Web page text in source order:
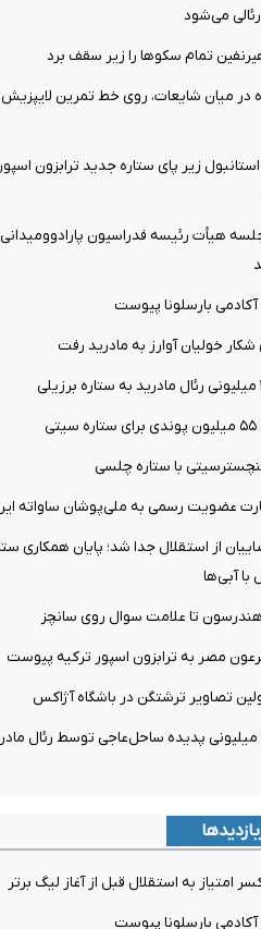
می‌شود
تمام سکوها را زیر سقف برد
در میان شایعات، روی خط تمرین لایپزیش
زیر پای ستاره جدید ترابزون اسپور
هیأت رئیسه فدراسیون پارادوومیدانی
آکادمی بارسلونا پیوست
شکار خولیان آوارز به مادرید رفت
با ستاره چلسی
عضویت رسمی به ملی‌پوشان ساواته
از استقلال جدا شد؛ پایان همکاری
آبی‌ها
هندرسون تا علامت سوال روی سانچز
مصر به ترابزون اسپور ترکیه پیوست
تصاویر ترشتگن در باشگاه آژاکس
امتیاز به استقلال قبل از آغاز لیگ برتر
آکادمی بارسلونا پیوست